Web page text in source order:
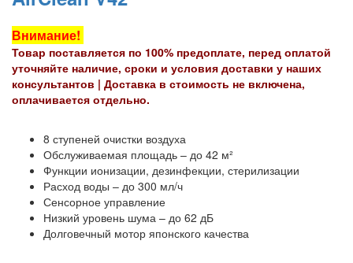
Внимание!
Товар поставляется по 100% предоплате, перед оплатой
уточняйте наличие, сроки и условия доставки у наших
консультантов | Доставка в стоимость не включена,
оплачивается отдельно.
8 ступеней очистки воздуха
Обслуживаемая площадь – до 42 м²
Функции ионизации, дезинфекции, стерилизации
Расход воды – до 300 мл/ч
Сенсорное управление
Низкий уровень шума – до 62 дБ
Долговечный мотор японского качества